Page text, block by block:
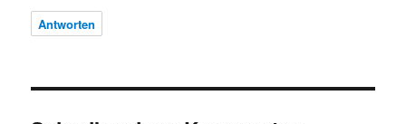
Antworten